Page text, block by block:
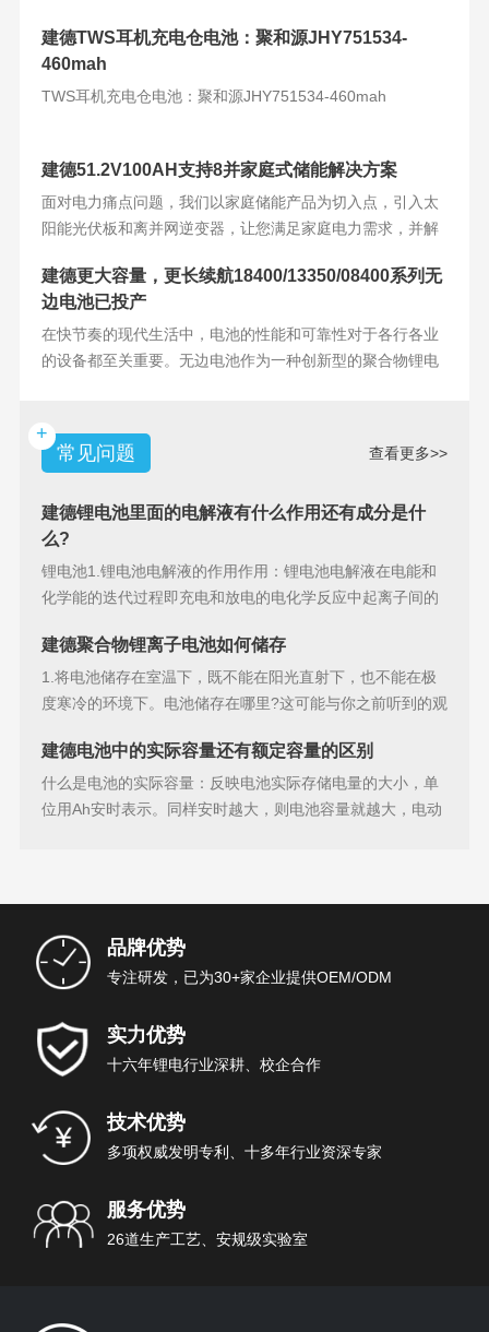
建德TWS耳机充电仓电池：聚和源JHY751534-
460mah
TWS耳机充电仓电池：聚和源JHY751534-460mah
建德51.2V100AH支持8并家庭式储能解决方案
面对电力痛点问题，我们以家庭储能产品为切入点，引入太
阳能光伏板和离并网逆变器，让您满足家庭电力需求，并解
建德更大容量，更长续航18400/13350/08400系列无
边电池已投产
在快节奏的现代生活中，电池的性能和可靠性对于各行各业
的设备都至关重要。无边电池作为一种创新型的聚合物锂电
+
常见问题
查看更多>>
建德锂电池里面的电解液有什么作用还有成分是什
么?
锂电池1.锂电池电解液的作用作用：锂电池电解液在电能和
化学能的迭代过程即充电和放电的电化学反应中起离子间的
建德聚合物锂离子电池如何储存
1.将电池储存在室温下，既不能在阳光直射下，也不能在极
度寒冷的环境下。电池储存在哪里?这可能与你之前听到的观
建德电池中的实际容量还有额定容量的区别
什么是电池的实际容量：反映电池实际存储电量的大小，单
位用Ah安时表示。同样安时越大，则电池容量就越大，电动
品牌优势
专注研发，已为30+家企业提供OEM/ODM
实力优势
十六年锂电行业深耕、校企合作
技术优势
多项权威发明专利、十多年行业资深专家
服务优势
26道生产工艺、安规级实验室